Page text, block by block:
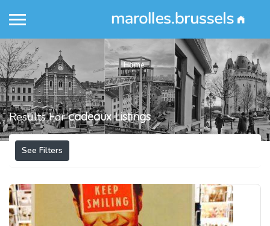
Home
Results Forcadeaux Listings
See Filters